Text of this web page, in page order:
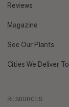
Reviews
Magazine
See Our Plants
Cities We Deliver To
RESOURCES